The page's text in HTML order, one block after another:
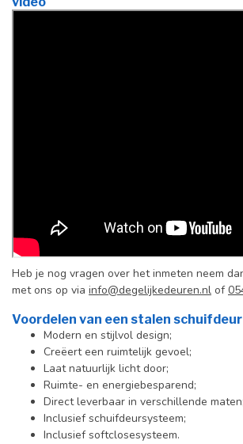
Heb je nog vragen over het inmeten neem
met ons op via info@degelijkedeuren.nl of
Voordelen van een stalen schuifdeur
Modern en stijlvol design;
Creëert een ruimtelijk gevoel;
Laat natuurlijk licht door;
Ruimte- en energiebesparend;
Direct leverbaar in verschillende maten;
Inclusief schuifdeursysteem;
Inclusief softclosesysteem.